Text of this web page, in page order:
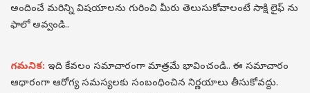
అందించే మరిన్ని విషయాలను గురించి మీరు తెలుసుకోవాలంటే సాక్షి లైఫ్ ను
ఫాలో అవ్వండి..
గమనిక: ఇది కేవలం సమాచారంగా మాత్రమే భావించండి.. ఈ సమాచారం
ఆధారంగా ఆరోగ్య సమస్యలకు సంబంధించిన నిర్ణయాలు తీసుకోవద్దు.